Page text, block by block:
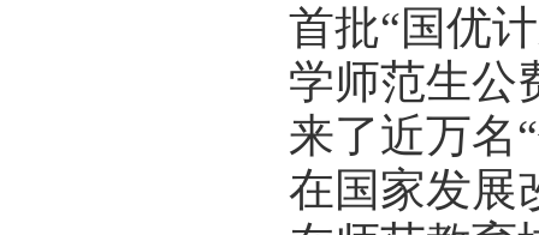
首批“国优
学师范生公
来了近万名
在国家发展